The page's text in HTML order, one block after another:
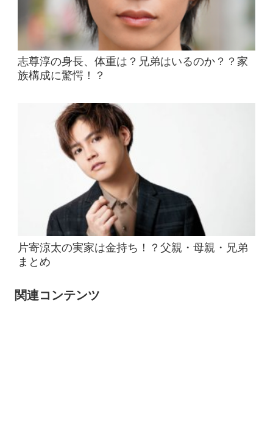
志尊淳の身長、体重は？兄弟はいるのか？？家
族構成に驚愕！？
片寄涼太の実家は金持ち！？父親・母親・兄弟
まとめ
関連コンテンツ